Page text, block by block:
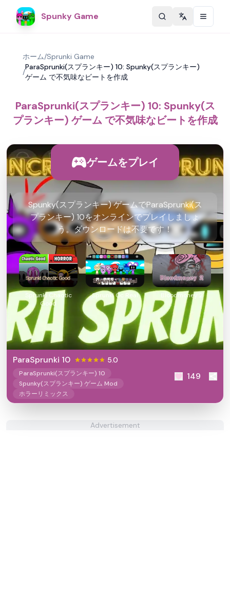
Spunky Game Change
ホーム/Sprunki Game
/
ParaSprunki(スプランキー) 10: Spunky(スプランキー)
ゲーム で不気味なビートを作成
ParaSprunki(スプランキー) 10: Spunky(ス
プランキー) ゲーム で不気味なビートを作成
ゲームをプレイ
Spunky(スプランキー) ゲームでParaSprunki(ス
プランキー) 10をオンラインでプレイしましょ
う。ダウンロードは不要です！
Sprunki Chaotic
Good
Sprunki Oc Real Bloodmoney 2
ParaSprunki 10 5.0
ParaSprunki(スプランキー) 10
Spunky(スプランキー) ゲーム Mod
ホラーリミックス
149
Advertisement